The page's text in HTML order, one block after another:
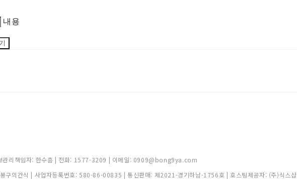
내용
관리책임자: 한수흠 | 전화: 1577-3209 | 이메일: 0909@bong9ya.com
구의간식 | 사업자등록번호:580-86-00835 | 통신판매: 제2021-경기하남-1756호 | 호스팅제공자: (주)식스샵